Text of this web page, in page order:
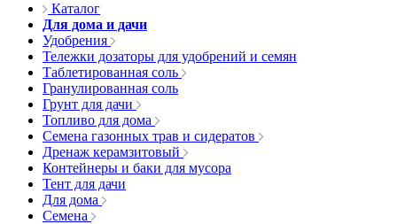
Каталог
Для дома и дачи
Удобрения
Тележки дозаторы для удобрений и семян
Таблетированная соль
Гранулированная соль
Грунт для дачи
Топливо для дома
Семена газонных трав и сидератов
Дренаж керамзитовый
Контейнеры и баки для мусора
Тент для дачи
Для дома
Семена